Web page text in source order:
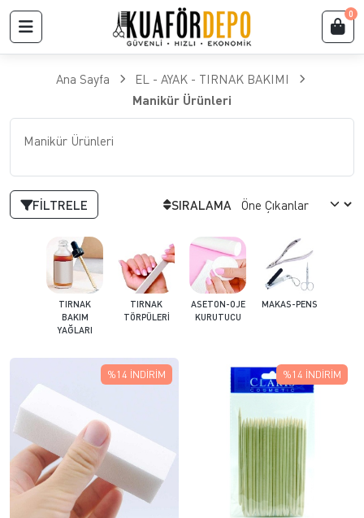
0
Ana Sayfa
EL - AYAK - TIRNAK BAKIMI
Manikür Ürünleri
Manikür Ürünleri
FILTRELE SIRALAMA
TIRNAK
BAKIM
YAĞLARI
TIRNAK
TÖRPÜLERİ
ASETON-OJE
KURUTUCU
MAKAS-PENS
%14 İNDIRIM %14 İNDIRIM